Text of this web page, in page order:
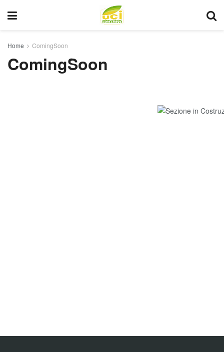
Home ComingSoon
ComingSoon